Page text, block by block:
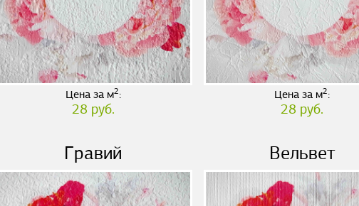
Цена за м2:
28 руб.
Цена за м2:
28 руб.
Гравий Вельвет